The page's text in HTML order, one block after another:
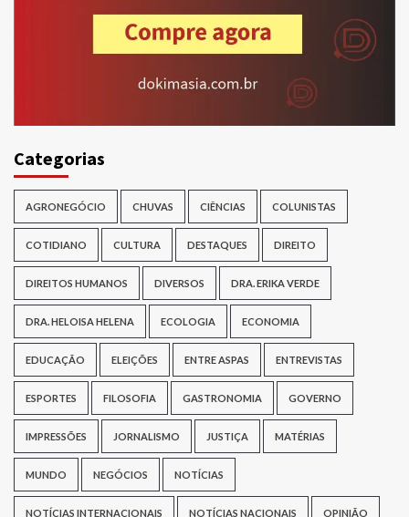
Categorias
AGRONEGÓCIO CHUVAS CIÊNCIAS COLUNISTAS
COTIDIANO CULTURA DESTAQUES DIREITO
DIREITOS HUMANOS DIVERSOS DRA. ERIKA VERDE
DRA. HELOISA HELENA ECOLOGIA ECONOMIA
EDUCAÇÃO ELEIÇÕES ENTRE ASPAS ENTREVISTAS
ESPORTES FILOSOFIA GASTRONOMIA GOVERNO
IMPRESSÕES JORNALISMO JUSTIÇA MATÉRIAS
MUNDO NEGÓCIOS NOTÍCIAS
NOTÍCIAS INTERNACIONAIS NOTÍCIAS NACIONAIS OPINIÃO